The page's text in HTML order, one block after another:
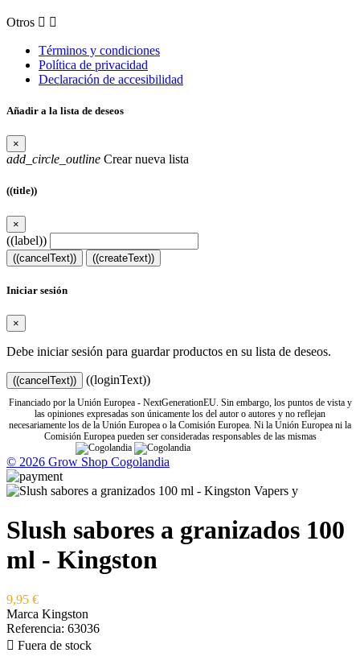
Otros  
Términos y condiciones
Política de privacidad
Declaración de accesibilidad
Añadir a la lista de deseos
×
add_circle_outline Crear nueva lista
((title))
×
((label))
((cancelText)) ((createText))
Iniciar sesión
×
Debe iniciar sesión para guardar productos en su lista de deseos.
((cancelText)) ((loginText))
Financiado por la Unión Europea - NextGenerationEU. Sin embargo, los puntos de vista y
las opiniones expresadas son únicamente los del autor o autores y no reflejan
necesariamente los de la Unión Europea o la Comisión Europea. Ni la Unión Europea ni la
Comisión Europea pueden ser consideradas responsables de las mismas
© 2026 Grow Shop Cogolandia
Slush sabores a granizados 100
ml - Kingston
9,95 €
Marca Kingston
Referencia: 63036
 Fuera de stock